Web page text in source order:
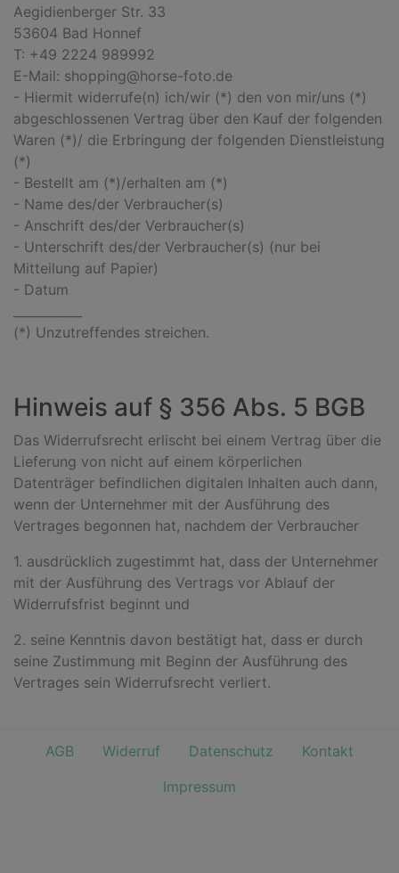
Aegidienberger Str. 33
53604 Bad Honnef
T: +49 2224 989992
E-Mail: shopping@horse-foto.de
- Hiermit widerrufe(n) ich/wir (*) den von mir/uns (*)
abgeschlossenen Vertrag über den Kauf der folgenden
Waren (*)/ die Erbringung der folgenden Dienstleistung
(*)
- Bestellt am (*)/erhalten am (*)
- Name des/der Verbraucher(s)
- Anschrift des/der Verbraucher(s)
- Unterschrift des/der Verbraucher(s) (nur bei
Mitteilung auf Papier)
- Datum
(*) Unzutreffendes streichen.
Hinweis auf § 356 Abs. 5 BGB
Das Widerrufsrecht erlischt bei einem Vertrag über die
Lieferung von nicht auf einem körperlichen
Datenträger befindlichen digitalen Inhalten auch dann,
wenn der Unternehmer mit der Ausführung des
Vertrages begonnen hat, nachdem der Verbraucher
1. ausdrücklich zugestimmt hat, dass der Unternehmer
mit der Ausführung des Vertrags vor Ablauf der
Widerrufsfrist beginnt und
2. seine Kenntnis davon bestätigt hat, dass er durch
seine Zustimmung mit Beginn der Ausführung des
Vertrages sein Widerrufsrecht verliert.
AGB Widerruf Datenschutz
Kontakt
Impressum